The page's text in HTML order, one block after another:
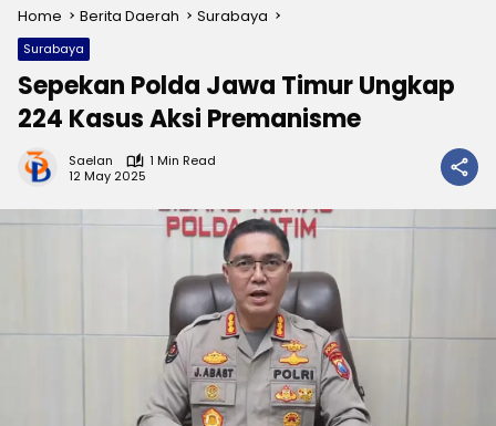
Home Berita Daerah Surabaya
Surabaya
Sepekan Polda Jawa Timur Ungkap
224 Kasus Aksi Premanisme
Saelan
1 Min Read
12 May 2025